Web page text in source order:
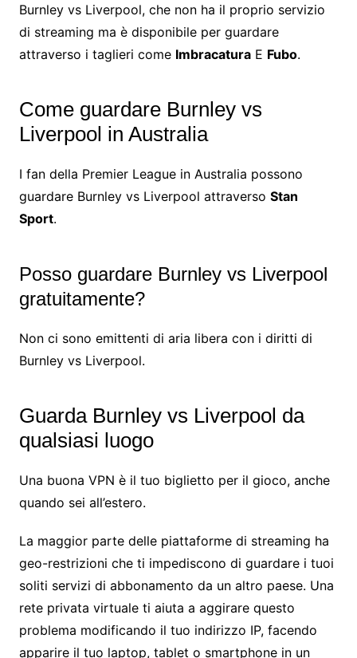
Burnley vs Liverpool, che non ha il proprio servizio
di streaming ma è disponibile per guardare
attraverso i taglieri come ImbracaturaE Fubo.
Come guardare Burnley vs
Liverpool in Australia
I fan della Premier League in Australia possono
guardare Burnley vs Liverpool attraverso Stan
Sport.
Posso guardare Burnley vs Liverpool
gratuitamente?
Non ci sono emittenti di aria libera con i diritti di
Burnley vs Liverpool.
Guarda Burnley vs Liverpool da
qualsiasi luogo
Una buona VPN è il tuo biglietto per il gioco, anche
quando sei all’estero.
La maggior parte delle piattaforme di streaming ha
geo-restrizioni che ti impediscono di guardare i tuoi
soliti servizi di abbonamento da un altro paese. Una
rete privata virtuale ti aiuta a aggirare questo
problema modificando il tuo indirizzo IP, facendo
apparire il tuo laptop, tablet o smartphone in un